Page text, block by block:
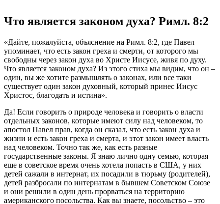
Что является законом духа? Римл. 8:2
«Дайте, пожалуйста, объяснение на Римл. 8:2, где Павел
упоминает, что есть закон греха и смерти, от которого мы
свободны через закон духа во Христе Иисусе, живя по духу.
Что является законом духа? Из этого стиха мы видим, что он –
один, вы же хотите размышлять о законах, или все таки
существует один закон духовный, который принес Иисус
Христос, благодать и истина».
Да! Если говорить о природе человека и говорить о власти
отдельных законов, которые имеют силу над человеком, то
апостол Павел прав, когда он сказал, что есть закон духа и
жизни и есть закон греха и смерта, и этот закон имеет власть
над человеком. Точно так же, как есть разные
государственные законы. Я знаю лично одну семью, которая
еще в советское время очень хотела попасть в США, у них
детей сажали в интернат, их посадили в тюрьму (родителей),
детей разбросали по интернатам в бывшем Советском Союзе
и они решили в один день прорваться на территорию
американского посольства. Как вы знаете, посольство – это